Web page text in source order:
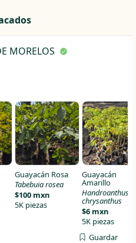
MORELOS
Guayacán Rosa
Tabebuia rosea
$100 mxn
5K piezas
Guayacán
Amarillo
Handroanthus
chrysanthus
$6 mxn
5K piezas
Guardar